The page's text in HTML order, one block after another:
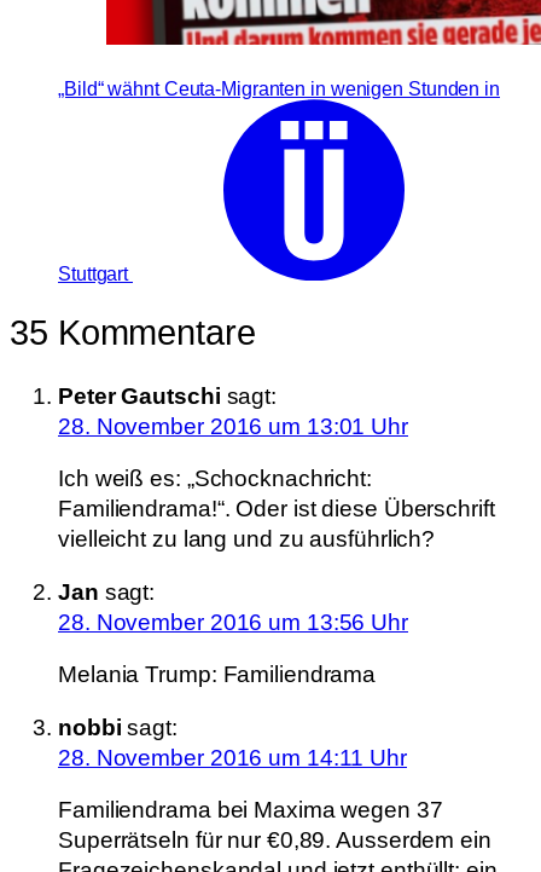
„Bild“ wähnt Ceuta-Migranten in wenigen Stunden in
Stuttgart
35 Kommentare
Peter Gautschi sagt:
28. November 2016 um 13:01 Uhr
Ich weiß es: „Schocknachricht:
Familiendrama!“. Oder ist diese Überschrift
vielleicht zu lang und zu ausführlich?
Jan sagt:
28. November 2016 um 13:56 Uhr
Melania Trump: Familiendrama
nobbi sagt:
28. November 2016 um 14:11 Uhr
Familiendrama bei Maxima wegen 37
Superrätseln für nur €0,89. Ausserdem ein